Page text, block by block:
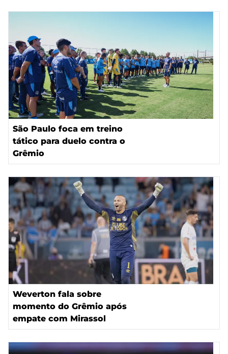
São Paulo foca em treino
tático para duelo contra o
Grêmio
Weverton fala sobre
momento do Grêmio após
empate com Mirassol